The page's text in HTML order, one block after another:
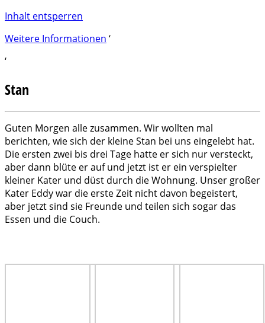
Inhalt entsperren
Weitere Informationen ‘
‘
Stan
Guten Morgen alle zusammen. Wir wollten mal
berichten, wie sich der kleine Stan bei uns eingelebt hat.
Die ersten zwei bis drei Tage hatte er sich nur versteckt,
aber dann blüte er auf und jetzt ist er ein verspielter
kleiner Kater und düst durch die Wohnung. Unser großer
Kater Eddy war die erste Zeit nicht davon begeistert,
aber jetzt sind sie Freunde und teilen sich sogar das
Essen und die Couch.